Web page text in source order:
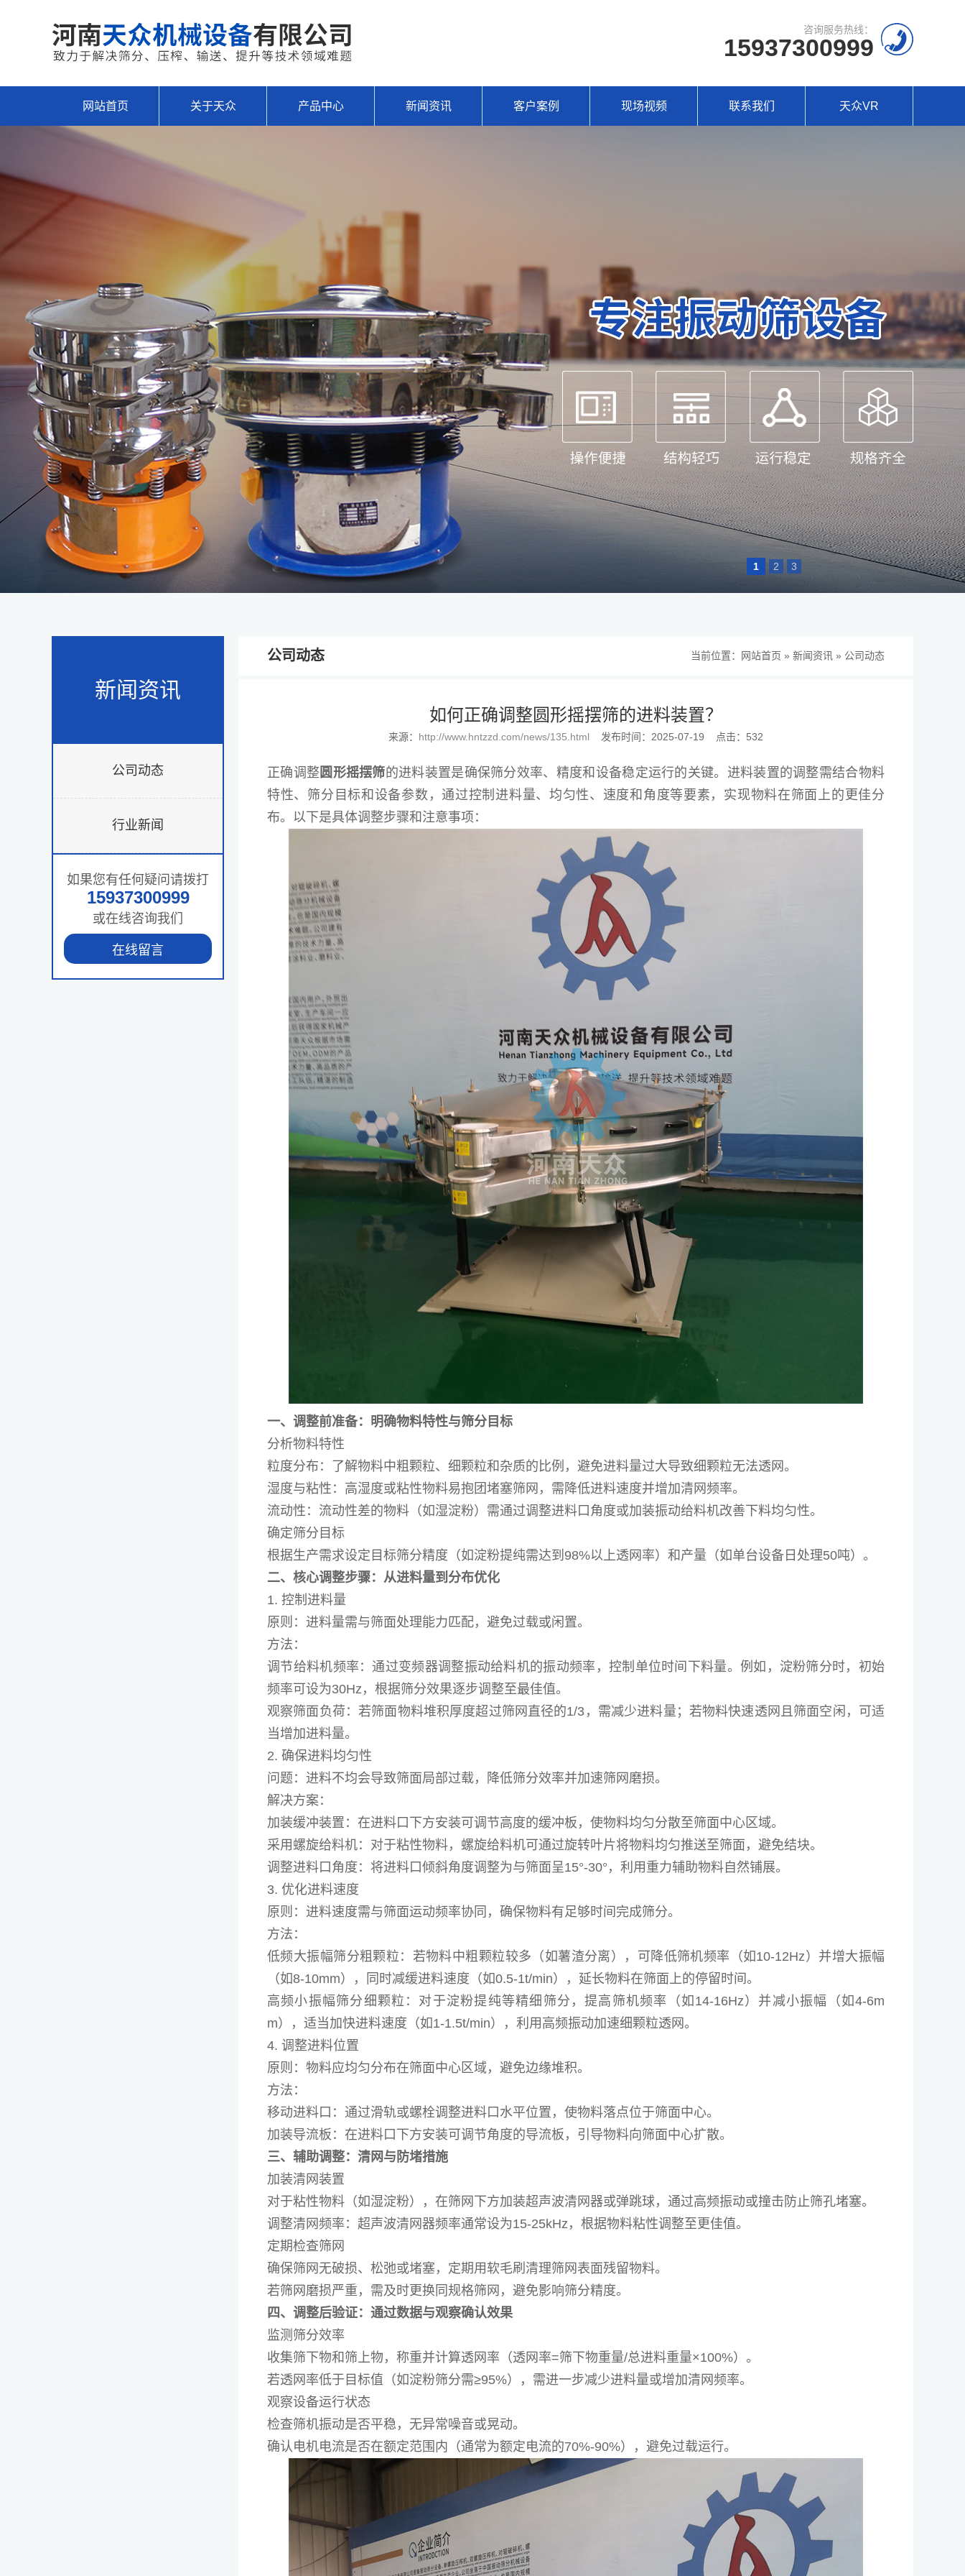
咨询服务热线：
15937300999
网站首页 关于天众 产品中心 新闻资讯 客户案例 现场视频 联系我们 天众VR
1 2 3
新闻资讯
公司动态
行业新闻
如果您有任何疑问请拨打
15937300999
或在线咨询我们
在线留言
公司动态 当前位置： 网站首页 » 新闻资讯 » 公司动态
如何正确调整圆形摇摆筛的进料装置？
来源： http://www.hntzzd.com/news/135.html 发布时间：2025-07-19 点击：532
正确调整 圆形摇摆筛的进料装置是确保筛分效率、精度和设备稳定运行的关键。进料装置的调整需结合物料
特性、筛分目标和设备参数，通过控制进料量、均匀性、速度和角度等要素，实现物料在筛面上的更佳分
布。以下是具体调整步骤和注意事项：
一、调整前准备：明确物料特性与筛分目标
分析物料特性
粒度分布：了解物料中粗颗粒、细颗粒和杂质的比例，避免进料量过大导致细颗粒无法透网。
湿度与粘性：高湿度或粘性物料易抱团堵塞筛网，需降低进料速度并增加清网频率。
流动性：流动性差的物料（如湿淀粉）需通过调整进料口角度或加装振动给料机改善下料均匀性。
确定筛分目标
根据生产需求设定目标筛分精度（如淀粉提纯需达到98%以上透网率）和产量（如单台设备日处理50吨）。
二、核心调整步骤：从进料量到分布优化
1. 控制进料量
原则：进料量需与筛面处理能力匹配，避免过载或闲置。
方法：
调节给料机频率：通过变频器调整振动给料机的振动频率，控制单位时间下料量。例如，淀粉筛分时，初始
频率可设为30Hz，根据筛分效果逐步调整至最佳值。
观察筛面负荷：若筛面物料堆积厚度超过筛网直径的1/3，需减少进料量；若物料快速透网且筛面空闲，可适
当增加进料量。
2. 确保进料均匀性
问题：进料不均会导致筛面局部过载，降低筛分效率并加速筛网磨损。
解决方案：
加装缓冲装置：在进料口下方安装可调节高度的缓冲板，使物料均匀分散至筛面中心区域。
采用螺旋给料机：对于粘性物料，螺旋给料机可通过旋转叶片将物料均匀推送至筛面，避免结块。
调整进料口角度：将进料口倾斜角度调整为与筛面呈15°-30°，利用重力辅助物料自然铺展。
3. 优化进料速度
原则：进料速度需与筛面运动频率协同，确保物料有足够时间完成筛分。
方法：
低频大振幅筛分粗颗粒：若物料中粗颗粒较多（如薯渣分离），可降低筛机频率（如10-12Hz）并增大振幅
（如8-10mm），同时减缓进料速度（如0.5-1t/min），延长物料在筛面上的停留时间。
高频小振幅筛分细颗粒：对于淀粉提纯等精细筛分，提高筛机频率（如14-16Hz）并减小振幅（如4-6m
m），适当加快进料速度（如1-1.5t/min），利用高频振动加速细颗粒透网。
4. 调整进料位置
原则：物料应均匀分布在筛面中心区域，避免边缘堆积。
方法：
移动进料口：通过滑轨或螺栓调整进料口水平位置，使物料落点位于筛面中心。
加装导流板：在进料口下方安装可调节角度的导流板，引导物料向筛面中心扩散。
三、辅助调整：清网与防堵措施
加装清网装置
对于粘性物料（如湿淀粉），在筛网下方加装超声波清网器或弹跳球，通过高频振动或撞击防止筛孔堵塞。
调整清网频率：超声波清网器频率通常设为15-25kHz，根据物料粘性调整至更佳值。
定期检查筛网
确保筛网无破损、松弛或堵塞，定期用软毛刷清理筛网表面残留物料。
若筛网磨损严重，需及时更换同规格筛网，避免影响筛分精度。
四、调整后验证：通过数据与观察确认效果
监测筛分效率
收集筛下物和筛上物，称重并计算透网率（透网率=筛下物重量/总进料重量×100%）。
若透网率低于目标值（如淀粉筛分需≥95%），需进一步减少进料量或增加清网频率。
观察设备运行状态
检查筛机振动是否平稳，无异常噪音或晃动。
确认电机电流是否在额定范围内（通常为额定电流的70%-90%），避免过载运行。